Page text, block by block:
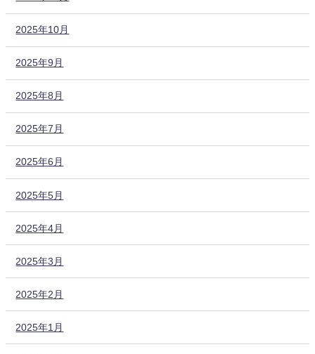
2025年10月
2025年9月
2025年8月
2025年7月
2025年6月
2025年5月
2025年4月
2025年3月
2025年2月
2025年1月